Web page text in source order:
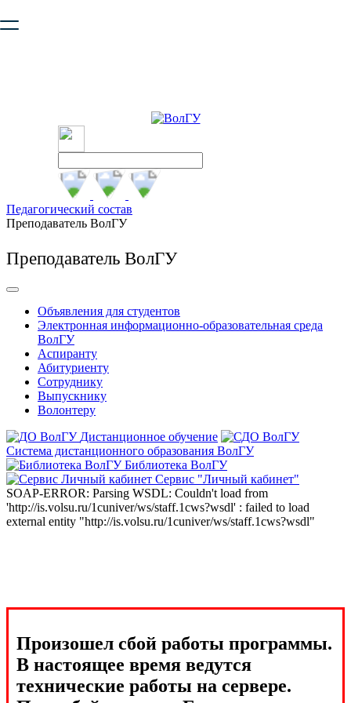
безопасную работу с сайтом. Пожалуйста
Педагогический состав
Преподаватель ВолГУ
Преподаватель ВолГУ
Объявления для студентов
Электронная информационно-образовательная среда
ВолГУ
Аспиранту
Абитуриенту
Сотруднику
Выпускнику
Волонтеру
Дистанционное обучение
Система дистанционного образования ВолГУ
Библиотека ВолГУ
Сервис "Личный кабинет"
SOAP-ERROR: Parsing WSDL: Couldn't load from
'http://is.volsu.ru/1cuniver/ws/staff.1cws?wsdl' : failed to load
external entity "http://is.volsu.ru/1cuniver/ws/staff.1cws?wsdl"
Произошел сбой работы программы.
В настоящее время ведутся
технические работы на сервере.